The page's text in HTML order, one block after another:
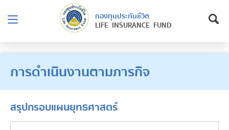
กองทุนประกันชีวิต
LIFE INSURANCE FUND
การดำเนินงานตามภารกิจ
สรุปกรอบแผนยุทธศาสตร์